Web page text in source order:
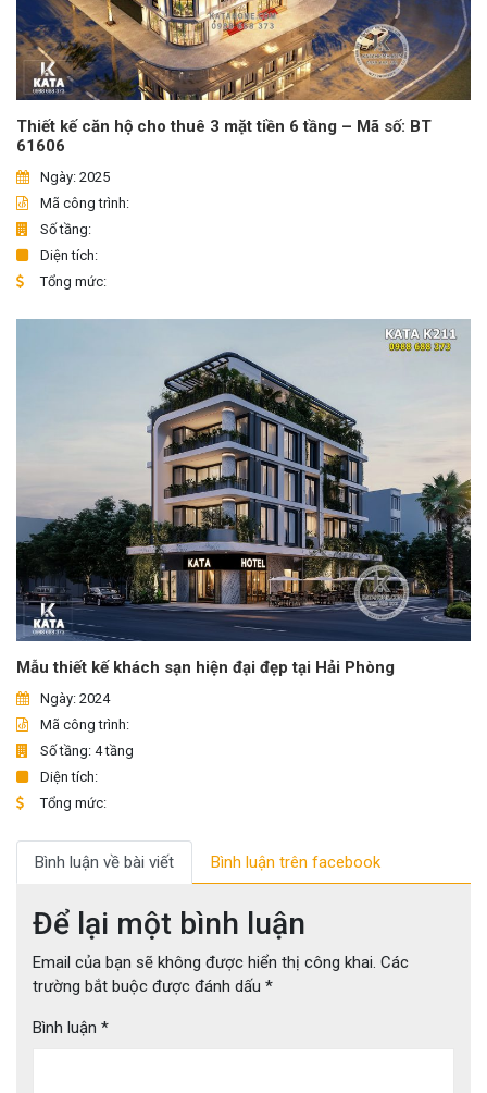
Thiết kế căn hộ cho thuê 3 mặt tiền 6 tầng – Mã số: BT
61606
Ngày: 2025
Mã công trình:
Số tầng:
Diện tích:
Tổng mức:
Mẫu thiết kế khách sạn hiện đại đẹp tại Hải Phòng
Ngày: 2024
Mã công trình:
Số tầng: 4 tầng
Diện tích:
Tổng mức:
Bình luận về bài viết Bình luận trên facebook
Để lại một bình luận
Email của bạn sẽ không được hiển thị công khai. Các
trường bắt buộc được đánh dấu *
Bình luận *